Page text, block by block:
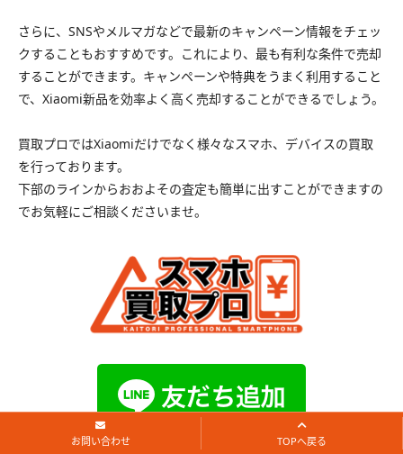
さらに、SNSやメルマガなどで最新のキャンペーン情報をチェッ
クすることもおすすめです。これにより、最も有利な条件で売却
することができます。キャンペーンや特典をうまく利用すること
で、Xiaomi新品を効率よく高く売却することができるでしょう。
買取プロではXiaomiだけでなく様々なスマホ、デバイスの買取
を行っております。
下部のラインからおおよその査定も簡単に出すことができますの
でお気軽にご相談くださいませ。
お問い合わせ TOPへ戻る